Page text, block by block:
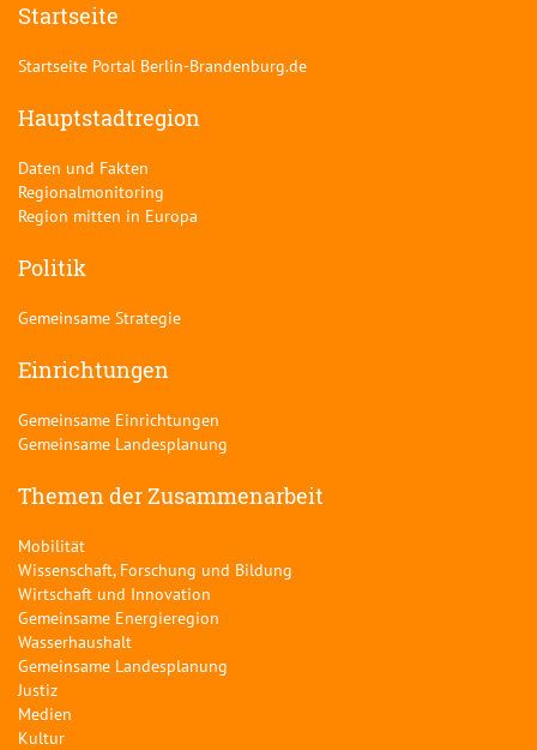
Startseite
Startseite Portal Berlin-Brandenburg.de
Hauptstadtregion
Daten und Fakten
Regionalmonitoring
Region mitten in Europa
Politik
Gemeinsame Strategie
Einrichtungen
Gemeinsame Einrichtungen
Gemeinsame Landesplanung
Themen der Zusammenarbeit
Mobilität
Wissenschaft, Forschung und Bildung
Wirtschaft und Innovation
Gemeinsame Energieregion
Wasserhaushalt
Gemeinsame Landesplanung
Justiz
Medien
Kultur